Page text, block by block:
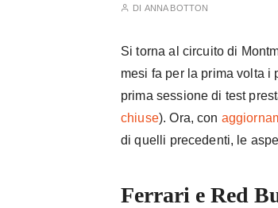
DI ANNA BOTTON
Si torna al circuito di
mesi fa per la prima volta i
prima sessione di test
chiuse). Ora, con
di quelli precedenti, le
Ferrari e Red